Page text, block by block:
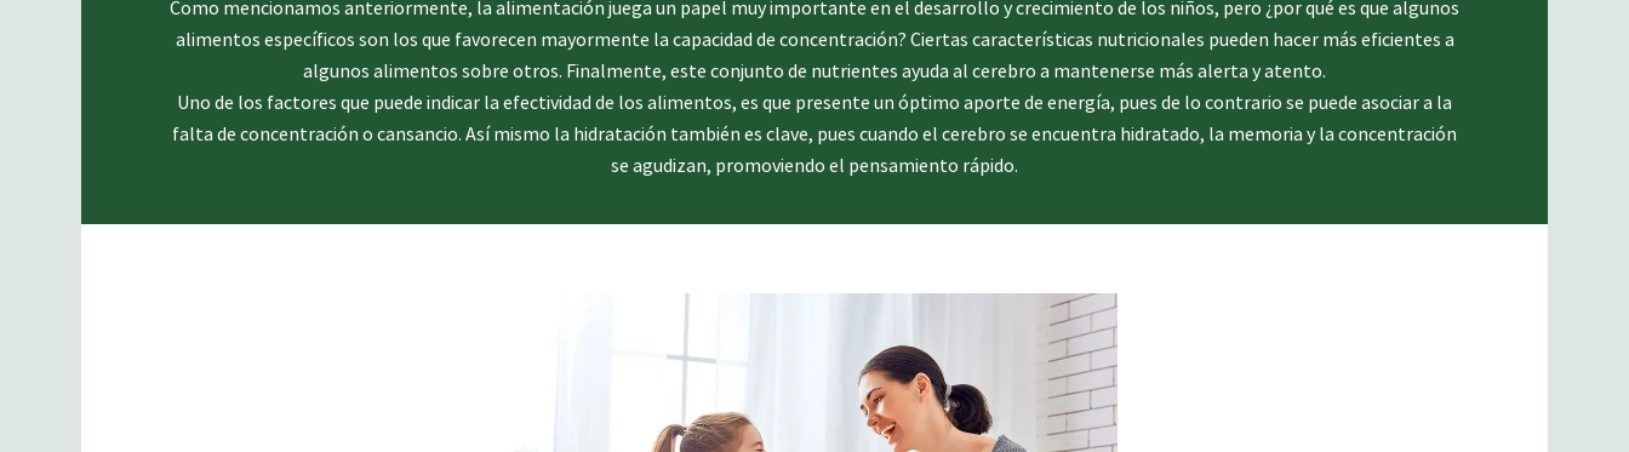
Como mencionamos anteriormente, la alimentación juega un papel muy importante en el desarrollo y crecimiento de los niños, pero ¿por qué es que algunos
alimentos específicos son los que favorecen mayormente la capacidad de concentración? Ciertas características nutricionales pueden hacer más eficientes a
algunos alimentos sobre otros. Finalmente, este conjunto de nutrientes ayuda al cerebro a mantenerse más alerta y atento.
Uno de los factores que puede indicar la efectividad de los alimentos, es que presente un óptimo aporte de energía, pues de lo contrario se puede asociar a la
falta de concentración o cansancio. Así mismo la hidratación también es clave, pues cuando el cerebro se encuentra hidratado, la memoria y la concentración
se agudizan, promoviendo el pensamiento rápido.